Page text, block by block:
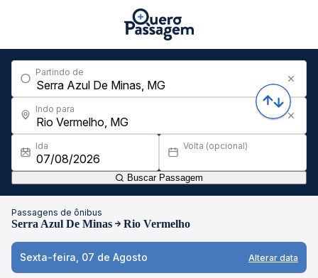
Partindo de
Indo para
Ida Volta (opcional)
Buscar Passagem
Passagens de ônibus
Serra Azul De Minas Rio Vermelho
Sexta-feira, 07 de Agosto Alterar data